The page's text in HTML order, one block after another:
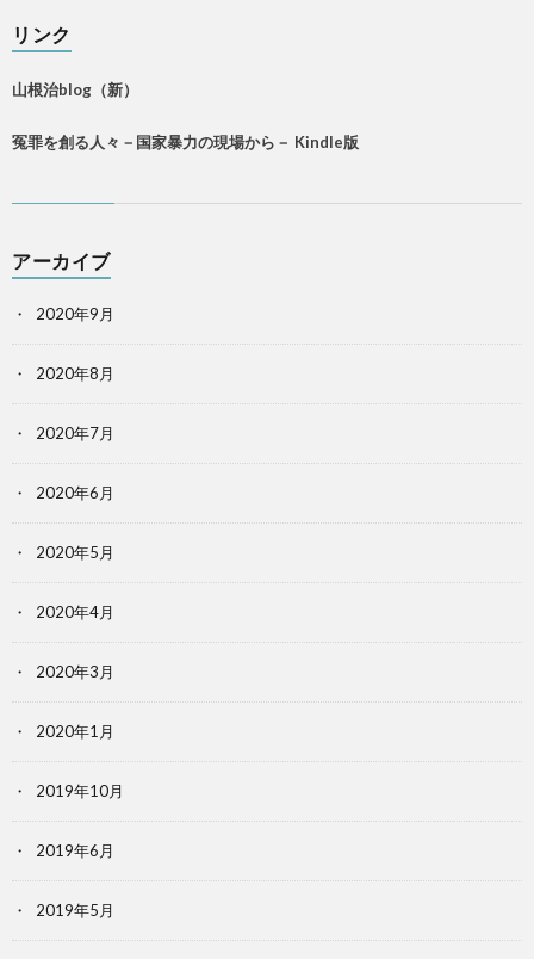
リンク
山根治blog（新）
冤罪を創る人々－国家暴力の現場から－ Kindle版
アーカイブ
2020年9月
2020年8月
2020年7月
2020年6月
2020年5月
2020年4月
2020年3月
2020年1月
2019年10月
2019年6月
2019年5月